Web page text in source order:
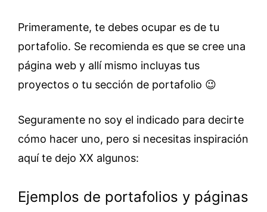
Primeramente, te debes ocupar es de tu
portafolio. Se recomienda es que se cree una
página web y allí mismo incluyas tus
proyectos o tu sección de portafolio 😉
Seguramente no soy el indicado para decirte
cómo hacer uno, pero si necesitas inspiración
aquí te dejo XX algunos:
Ejemplos de portafolios y páginas